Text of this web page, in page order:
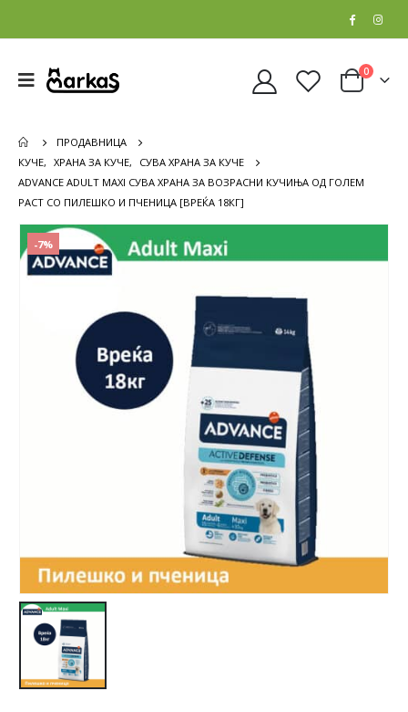
0
ПРОДАВНИЦА
КУЧЕ, ХРАНА ЗА КУЧЕ,
СУВА ХРАНА ЗА КУЧЕ
ADVANCE ADULT MAXI СУВА ХРАНА ЗА ВОЗРАСНИ КУЧИЊА ОД ГОЛЕМ
РАСТ СО ПИЛЕШКО И ПЧЕНИЦА [ВРЕЌА 18КГ]
-7%